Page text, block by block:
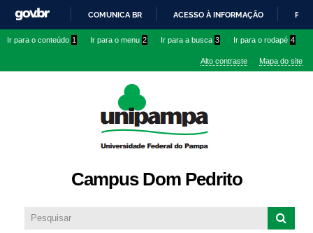
conteúdo
IR
O
COMUNICA BR ACESSO À INFORMAÇÃO
Ir para o conteúdo 1 Ir para o menu 2 Ir para a busca 3 Ir para o rodapé 4
Alto contraste Mapa do site
Campus Dom Pedrito